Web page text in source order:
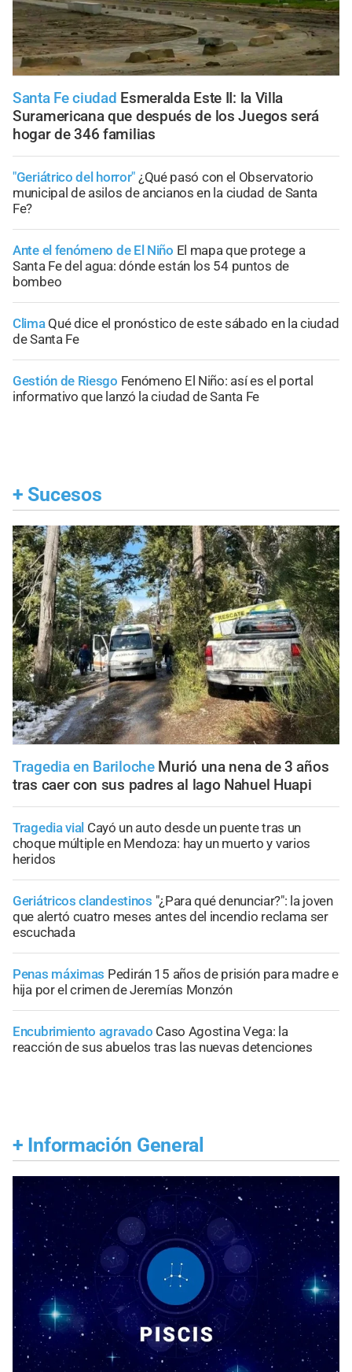
Santa Fe ciudad Esmeralda Este II: la Villa
Suramericana que después de los Juegos será
hogar de 346 familias
"Geriátrico del horror" ¿Qué pasó con el Observatorio
municipal de asilos de ancianos en la ciudad de Santa
Fe?
Ante el fenómeno de El Niño El mapa que protege a
Santa Fe del agua: dónde están los 54 puntos de
bombeo
Clima Qué dice el pronóstico de este sábado en la ciudad
de Santa Fe
Gestión de Riesgo Fenómeno El Niño: así es el portal
informativo que lanzó la ciudad de Santa Fe
+ Sucesos
Tragedia en Bariloche Murió una nena de 3 años
tras caer con sus padres al lago Nahuel Huapi
Tragedia vial Cayó un auto desde un puente tras un
choque múltiple en Mendoza: hay un muerto y varios
heridos
Geriátricos clandestinos "¿Para qué denunciar?": la joven
que alertó cuatro meses antes del incendio reclama ser
escuchada
Penas máximas Pedirán 15 años de prisión para madre e
hija por el crimen de Jeremías Monzón
Encubrimiento agravado Caso Agostina Vega: la
reacción de sus abuelos tras las nuevas detenciones
+ Información General